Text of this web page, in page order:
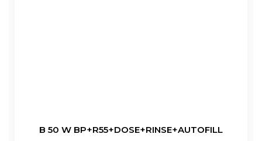
B 50 W BP+R55+DOSE+RINSE+AUTOFILL